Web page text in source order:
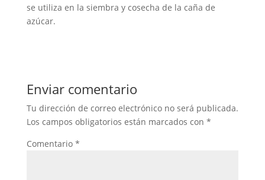
se utiliza en la siembra y cosecha de la caña de
azúcar.
Enviar comentario
Tu dirección de correo electrónico no será publicada.
Los campos obligatorios están marcados con *
Comentario *